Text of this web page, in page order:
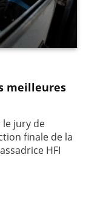
meilleures
le jury de
finale de la
HFI